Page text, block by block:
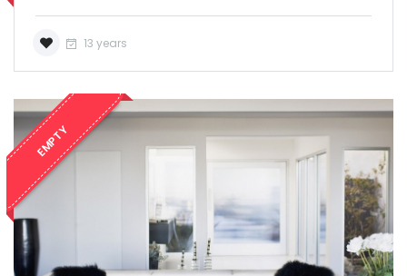
13 years
EMPTY